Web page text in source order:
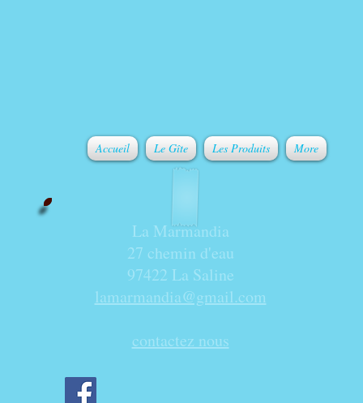
Accueil Le Gîte Les Produits More
La Marmandia
27 chemin d'eau
97422 La Saline
lamarmandia@gmail.com
contactez nous